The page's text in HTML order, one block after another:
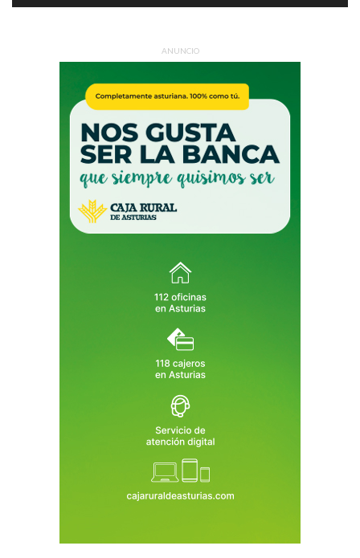
ANUNCIO